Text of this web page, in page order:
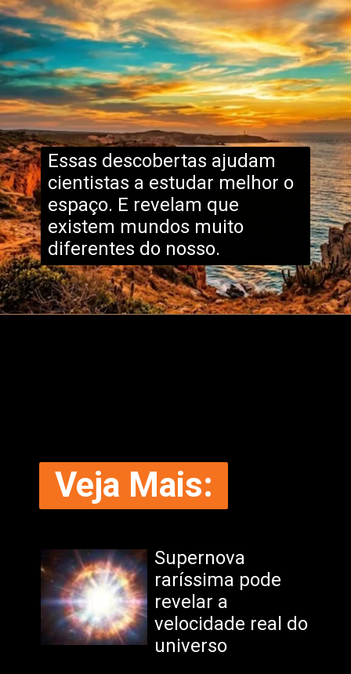
Essas descobertas ajudam
cientistas a estudar melhor o
espaço. E revelam que
existem mundos muito
diferentes do nosso.
Veja Mais:
Supernova
raríssima pode
revelar a
velocidade real do
universo